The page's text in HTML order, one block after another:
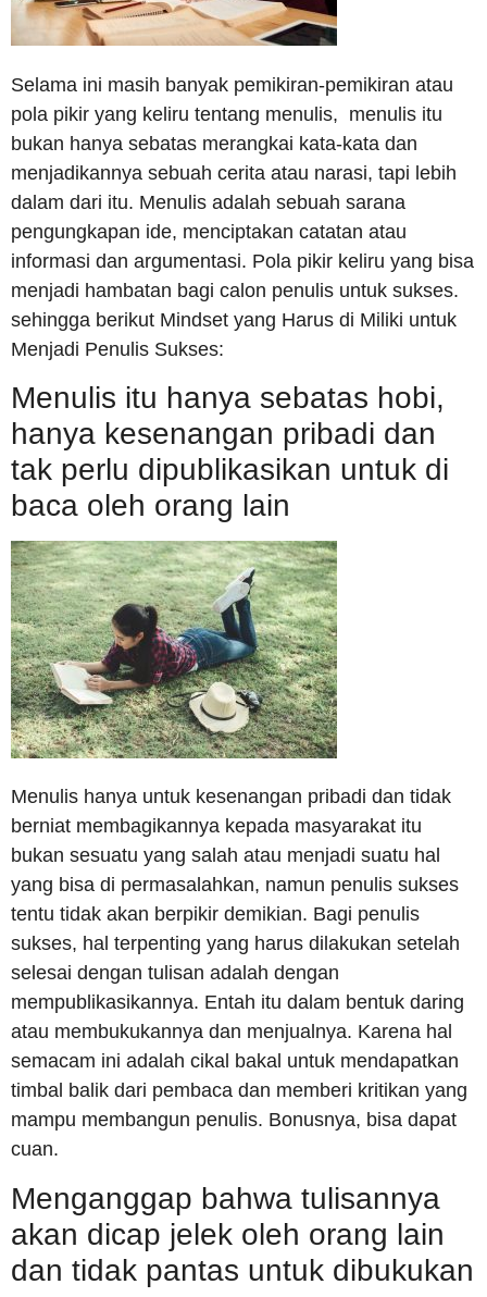
Selama ini masih banyak pemikiran-pemikiran atau
pola pikir yang keliru tentang menulis, menulis itu
bukan hanya sebatas merangkai kata-kata dan
menjadikannya sebuah cerita atau narasi, tapi lebih
dalam dari itu. Menulis adalah sebuah sarana
pengungkapan ide, menciptakan catatan atau
informasi dan argumentasi. Pola pikir keliru yang bisa
menjadi hambatan bagi calon penulis untuk sukses.
sehingga berikut Mindset yang Harus di Miliki untuk
Menjadi Penulis Sukses:
Menulis itu hanya sebatas hobi,
hanya kesenangan pribadi dan
tak perlu dipublikasikan untuk di
baca oleh orang lain
Menulis hanya untuk kesenangan pribadi dan tidak
berniat membagikannya kepada masyarakat itu
bukan sesuatu yang salah atau menjadi suatu hal
yang bisa di permasalahkan, namun penulis sukses
tentu tidak akan berpikir demikian. Bagi penulis
sukses, hal terpenting yang harus dilakukan setelah
selesai dengan tulisan adalah dengan
mempublikasikannya. Entah itu dalam bentuk daring
atau membukukannya dan menjualnya. Karena hal
semacam ini adalah cikal bakal untuk mendapatkan
timbal balik dari pembaca dan memberi kritikan yang
mampu membangun penulis. Bonusnya, bisa dapat
cuan.
Menganggap bahwa tulisannya
akan dicap jelek oleh orang lain
dan tidak pantas untuk dibukukan